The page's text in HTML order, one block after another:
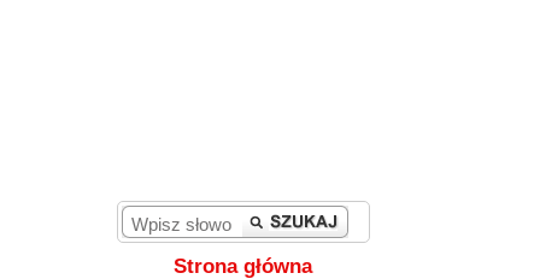
Strona główna